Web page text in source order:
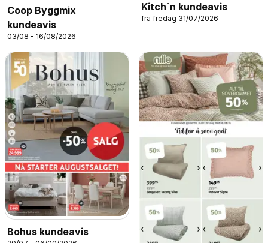
Coop Byggmix
kundeavis
03/08 - 16/08/2026
Kitch´n kundeavis
fra fredag 31/07/2026
Bohus kundeavis